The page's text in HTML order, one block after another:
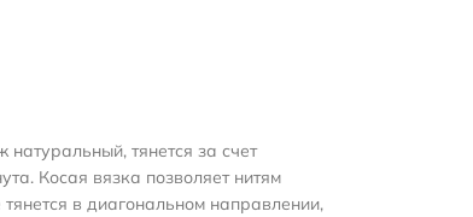
тянется за счет
Косая вязка позволяет нитям
в диагональном направлении,